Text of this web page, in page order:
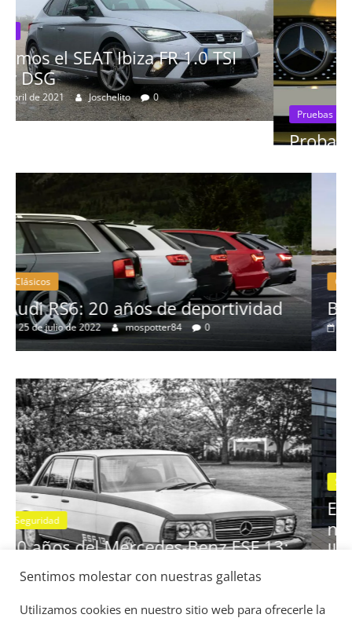
Pruebas
Probamos el Mercedes-Benz A200d
Clásicos
BMW Serie 7: lujo desde 1977
13:
Seguridad Vídeo
El Mazda CX-5 2022 logra la
nota en las pruebas de seguridad
IIHS
11 de noviembre de 2021 mospotter84 0
Sentimos molestar con nuestras galletas
Utilizamos cookies en nuestro sitio web para ofrecerle la